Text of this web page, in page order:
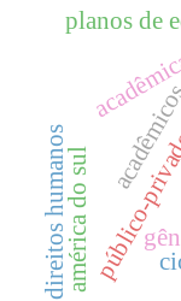
planos de
américa do sul
direitos humanos